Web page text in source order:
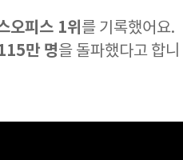
오피스 1위 를 기록했어요.
만 명을 돌파했다고 합니